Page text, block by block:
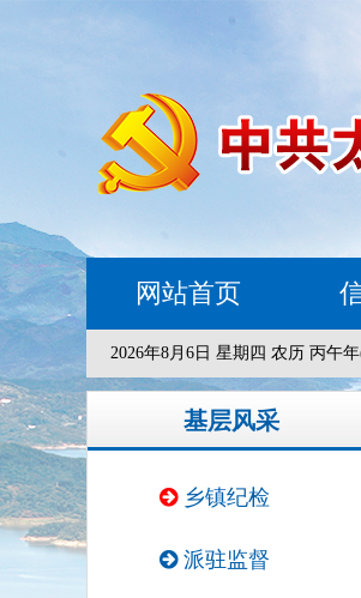
网站首页
2026年8月6日 星期四 农历 丙午
基层风采
乡镇纪检
派驻监督